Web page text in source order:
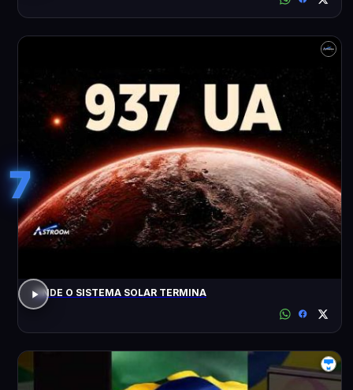
7
ONDE O SISTEMA SOLAR TERMINA